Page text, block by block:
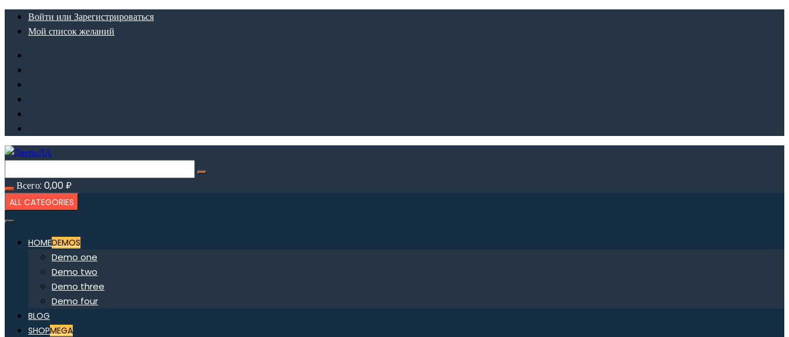
ПерейтиВойти или Зарегистрироваться
Мой список желаний
Всего: 0,00₽
ALL CATEGORIES
HOMEDEMOS
Demo one
Demo two
Demo three
Demo four
BLOG
SHOPMEGA